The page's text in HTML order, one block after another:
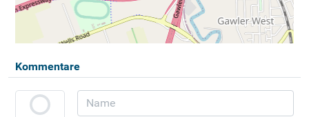
Kommentare